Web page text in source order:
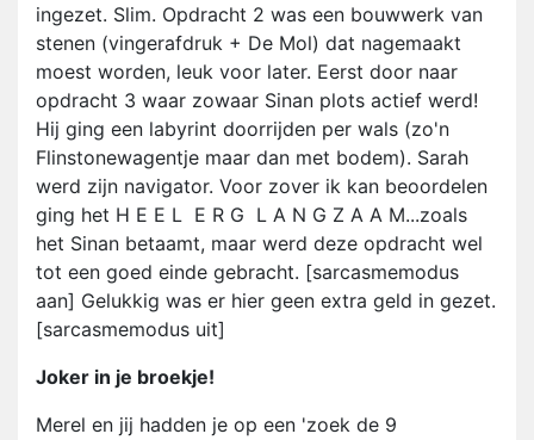
ingezet. Slim. Opdracht 2 was een bouwwerk van
stenen (vingerafdruk + De Mol) dat nagemaakt
moest worden, leuk voor later. Eerst door naar
opdracht 3 waar zowaar Sinan plots actief werd!
Hij ging een labyrint doorrijden per wals (zo'n
Flinstonewagentje maar dan met bodem). Sarah
werd zijn navigator. Voor zover ik kan beoordelen
ging het H E E L E R G L A N G Z A A M...zoals
het Sinan betaamt, maar werd deze opdracht wel
tot een goed einde gebracht. [sarcasmemodus
aan] Gelukkig was er hier geen extra geld in gezet.
[sarcasmemodus uit]
Joker in je broekje!
Merel en jij hadden je op een 'zoek de 9